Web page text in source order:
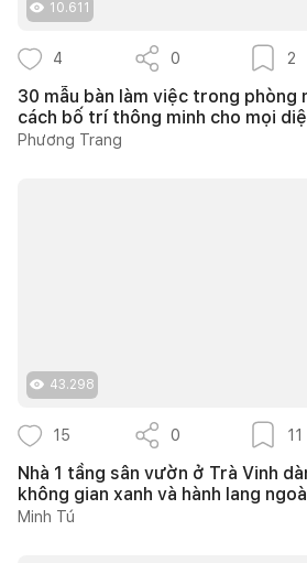
10.611
4 0 2
30 mẫu bàn làm việc trong phòng
cách bố trí thông minh cho mọi
Phương Trang
43.298
15 0 11
Nhà 1 tầng sân vườn ở Trà Vinh
không gian xanh và hành lang
Minh Tú